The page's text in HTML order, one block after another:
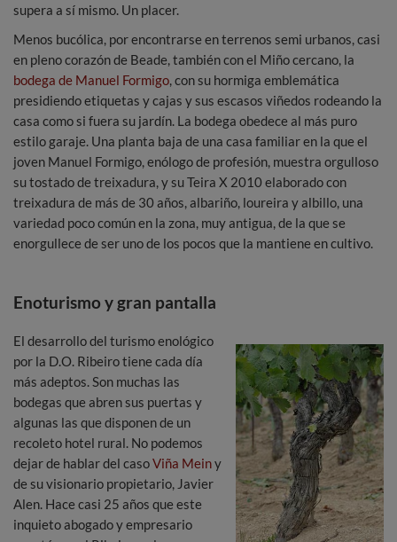
supera a sí mismo. Un placer.
Menos bucólica, por encontrarse en terrenos semi urbanos, casi
en pleno corazón de Beade, también con el Miño cercano, la
bodega de Manuel Formigo, con su hormiga emblemática
presidiendo etiquetas y cajas y sus escasos viñedos rodeando la
casa como si fuera su jardín. La bodega obedece al más puro
estilo garaje. Una planta baja de una casa familiar en la que el
joven Manuel Formigo, enólogo de profesión, muestra orgulloso
su tostado de treixadura, y su Teira X 2010 elaborado con
treixadura de más de 30 años, albariño, loureira y albillo, una
variedad poco común en la zona, muy antigua, de la que se
enorgullece de ser uno de los pocos que la mantiene en cultivo.
Enoturismo y gran pantalla
El desarrollo del turismo enológico
por la D.O. Ribeiro tiene cada día
más adeptos. Son muchas las
bodegas que abren sus puertas y
algunas las que disponen de un
recoleto hotel rural. No podemos
dejar de hablar del casoViña Meiny
de su visionario propietario, Javier
Alen. Hace casi 25 años que este
inquieto abogado y empresario